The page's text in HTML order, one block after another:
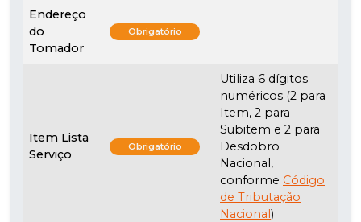
Endereço
do
Tomador
Obrigatório
Item Lista
Serviço
Obrigatório
Utiliza 6 dígitos
numéricos (2 para
Item, 2 para
Subitem e 2 para
Desdobro
Nacional,
conforme Código
de Tributação
Nacional)